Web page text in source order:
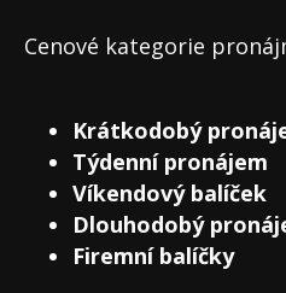
Cenové kategorie
Krátkodobý
Týdenní pronájem
Víkendový balíček
Dlouhodobý
Firemní balíčky